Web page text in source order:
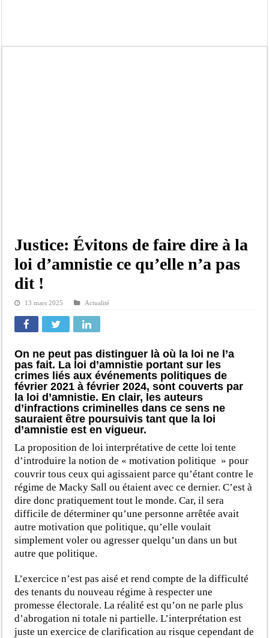
Justice: Évitons de faire dire à la
loi d’amnistie ce qu’elle n’a pas
dit !
13 mars 2025 Actualité
On ne peut pas distinguer là où la loi ne l’a
pas fait. La loi d’amnistie portant sur les
crimes liés aux événements politiques de
février 2021 à février 2024, sont couverts par
la loi d’amnistie. En clair, les auteurs
d’infractions criminelles dans ce sens ne
sauraient être poursuivis tant que la loi
d’amnistie est en vigueur.
La proposition de loi interprétative de cette loi tente
d’introduire la notion de « motivation politique » pour
couvrir tous ceux qui agissaient parce qu’étant contre le
régime de Macky Sall ou étaient avec ce dernier. C’est à
dire donc pratiquement tout le monde. Car, il sera
difficile de déterminer qu’une personne arrêtée avait
autre motivation que politique, qu’elle voulait
simplement voler ou agresser quelqu’un dans un but
autre que politique.
L’exercice n’est pas aisé et rend compte de la difficulté
des tenants du nouveau régime à respecter une
promesse électorale. La réalité est qu’on ne parle plus
d’abrogation ni totale ni partielle. L’interprétation est
juste un exercice de clarification au risque cependant de